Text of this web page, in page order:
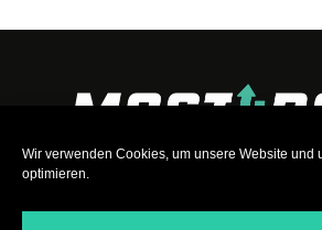
Wir verwenden Cookies, um unsere Website und
optimieren.